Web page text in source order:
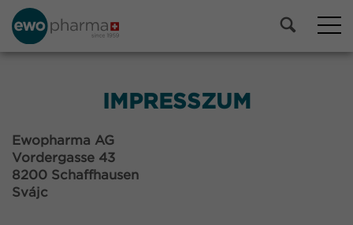
IMPRESSZUM
Ewopharma AG
Vordergasse 43
8200 Schaffhausen
Svájc